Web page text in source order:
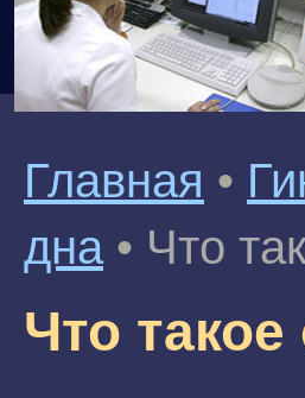
Главная •
дна • Что
Что